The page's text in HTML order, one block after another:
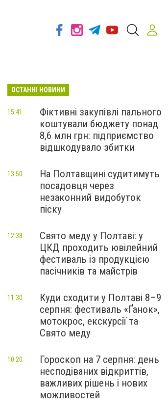
ОСТАННІ НОВИНИ
Фіктивні закупівлі пального
коштували бюджету понад
8,6 млн грн: підприємство
відшкодувало збитки
15:41
На Полтавщині судитимуть
посадовця через
незаконний видобуток
піску
13:50
Свято меду у Полтаві: у
ЦКД проходить ювілейний
фестиваль із продукцією
пасічників та майстрів
12:38
Куди сходити у Полтаві 8–9
серпня: фестиваль «Ґанок»,
мотокрос, екскурсії та
Свято меду
11:30
Гороскоп на 7 серпня: день
несподіваних відкриттів,
важливих рішень і нових
можливостей
10:20